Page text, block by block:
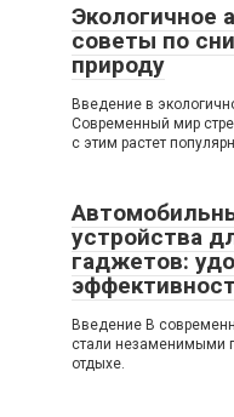
Экологичное
советы по
природу
Введение в
Современный мир
с этим растет
устройства
гаджетов:
Введение В
стали незаменимыми
отдыхе.